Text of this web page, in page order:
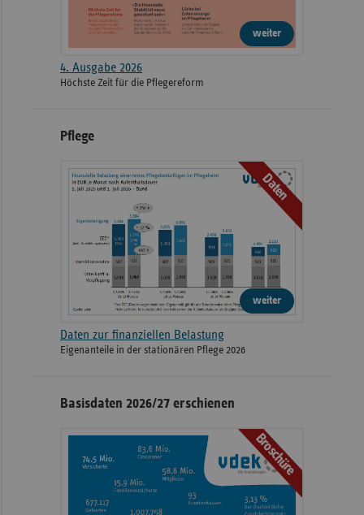
weiter
4. Ausgabe 2026
Höchste Zeit für die Pflegereform
Pflege
Daten
weiter
Daten zur finanziellen Belastung
Eigenanteile in der stationären Pflege 2026
Basisdaten 2026/27 erschienen
Broschüre